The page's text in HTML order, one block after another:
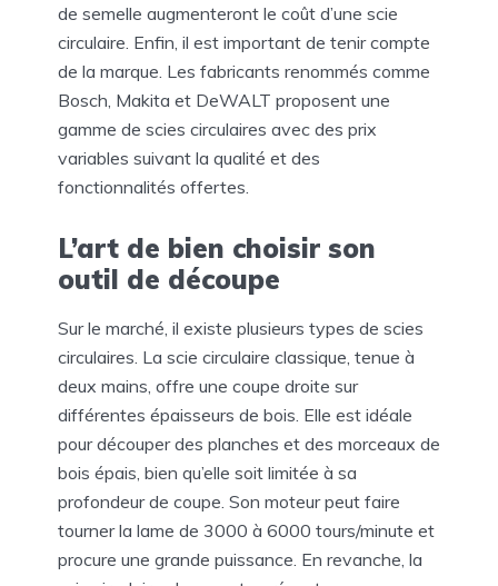
de semelle augmenteront le coût d’une scie
circulaire. Enfin, il est important de tenir compte
de la marque. Les fabricants renommés comme
Bosch, Makita et DeWALT proposent une
gamme de scies circulaires avec des prix
variables suivant la qualité et des
fonctionnalités offertes.
L’art de bien choisir son
outil de découpe
Sur le marché, il existe plusieurs types de scies
circulaires. La scie circulaire classique, tenue à
deux mains, offre une coupe droite sur
différentes épaisseurs de bois. Elle est idéale
pour découper des planches et des morceaux de
bois épais, bien qu’elle soit limitée à sa
profondeur de coupe. Son moteur peut faire
tourner la lame de 3000 à 6000 tours/minute et
procure une grande puissance. En revanche, la